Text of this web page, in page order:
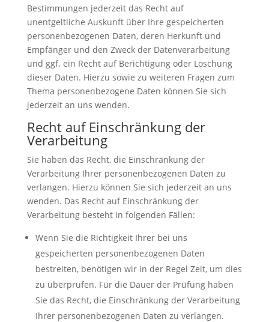
Bestimmungen jederzeit das Recht auf
unentgeltliche Auskunft über Ihre gespeicherten
personenbezogenen Daten, deren Herkunft und
Empfänger und den Zweck der Datenverarbeitung
und ggf. ein Recht auf Berichtigung oder Löschung
dieser Daten. Hierzu sowie zu weiteren Fragen zum
Thema personenbezogene Daten können Sie sich
jederzeit an uns wenden.
Recht auf Einschränkung der
Verarbeitung
Sie haben das Recht, die Einschränkung der
Verarbeitung Ihrer personenbezogenen Daten zu
verlangen. Hierzu können Sie sich jederzeit an uns
wenden. Das Recht auf Einschränkung der
Verarbeitung besteht in folgenden Fällen:
Wenn Sie die Richtigkeit Ihrer bei uns
gespeicherten personenbezogenen Daten
bestreiten, benötigen wir in der Regel Zeit, um dies
zu überprüfen. Für die Dauer der Prüfung haben
Sie das Recht, die Einschränkung der Verarbeitung
Ihrer personenbezogenen Daten zu verlangen.